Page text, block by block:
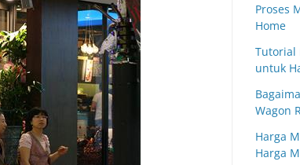
Proses
Home
Tutorial
untuk
Wagon
Harga
Harga